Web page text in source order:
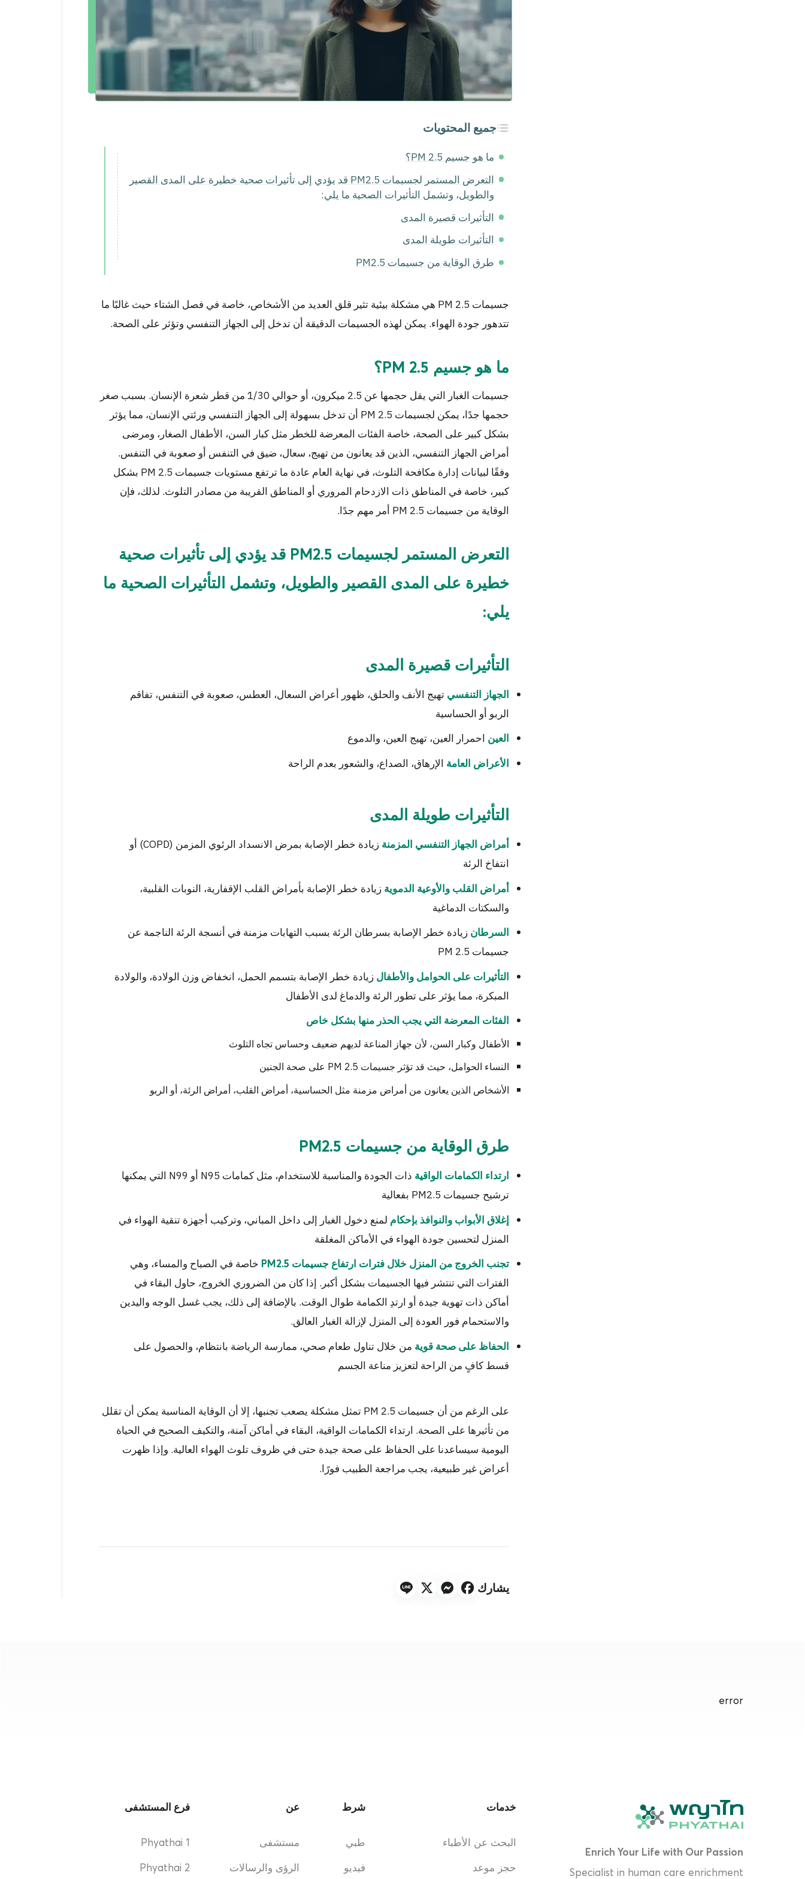
جميع المحتويات
ما هو جسيم PM 2.5؟
التعرض المستمر لجسيمات PM2.5 قد يؤدي إلى تأثيرات صحية خطيرة على المدى القصير
والطويل، وتشمل التأثيرات الصحية ما يلي:
التأثيرات قصيرة المدى
التأثيرات طويلة المدى
طرق الوقاية من جسيمات PM2.5
جسيمات PM 2.5 هي مشكلة بيئية تثير قلق العديد من الأشخاص، خاصة في فصل الشتاء حيث غالبًا ما
تتدهور جودة الهواء. يمكن لهذه الجسيمات الدقيقة أن تدخل إلى الجهاز التنفسي وتؤثر على الصحة.
ما هو جسيم PM 2.5؟
جسيمات الغبار التي يقل حجمها عن 2.5 ميكرون، أو حوالي 1/30 من قطر شعرة الإنسان. بسبب صغر
حجمها جدًا، يمكن لجسيمات PM 2.5 أن تدخل بسهولة إلى الجهاز التنفسي ورئتي الإنسان، مما يؤثر
بشكل كبير على الصحة، خاصة الفئات المعرضة للخطر مثل كبار السن، الأطفال الصغار، ومرضى
أمراض الجهاز التنفسي، الذين قد يعانون من تهيج، سعال، ضيق في التنفس أو صعوبة في التنفس.
وفقًا لبيانات إدارة مكافحة التلوث، في نهاية العام عادة ما ترتفع مستويات جسيمات PM 2.5 بشكل
كبير، خاصة في المناطق ذات الازدحام المروري أو المناطق القريبة من مصادر التلوث. لذلك، فإن
الوقاية من جسيمات PM 2.5 أمر مهم جدًا.
التعرض المستمر لجسيمات PM2.5 قد يؤدي إلى تأثيرات صحية
خطيرة على المدى القصير والطويل، وتشمل التأثيرات الصحية ما
يلي:
التأثيرات قصيرة المدى
الجهاز التنفسي تهيج الأنف والحلق، ظهور أعراض السعال، العطس، صعوبة في التنفس، تفاقم
الربو أو الحساسية
العين احمرار العين، تهيج العين، والدموع
الأعراض العامة الإرهاق، الصداع، والشعور بعدم الراحة
التأثيرات طويلة المدى
أمراض الجهاز التنفسي المزمنة
زيادة خطر الإصابة بمرض الانسداد الرئوي المزمن (COPD) أو
انتفاخ الرئة
أمراض القلب والأوعية الدموية زيادة خطر الإصابة بأمراض القلب الإقفارية، النوبات القلبية،
والسكتات الدماغية
السرطان زيادة خطر الإصابة بسرطان الرئة بسبب التهابات مزمنة في أنسجة الرئة الناجمة عن
جسيمات PM 2.5
التأثيرات على الحوامل والأطفال زيادة خطر الإصابة بتسمم الحمل، انخفاض وزن الولادة، والولادة
المبكرة، مما يؤثر على تطور الرئة والدماغ لدى الأطفال
الفئات المعرضة التي يجب الحذر منها بشكل خاص
الأطفال وكبار السن، لأن جهاز المناعة لديهم ضعيف وحساس تجاه التلوث
النساء الحوامل، حيث قد تؤثر جسيمات PM 2.5 على صحة الجنين
الأشخاص الذين يعانون من أمراض مزمنة مثل الحساسية، أمراض القلب، أمراض الرئة، أو الربو
طرق الوقاية من جسيمات PM2.5
ارتداء الكمامات الواقية
ذات الجودة والمناسبة للاستخدام، مثل كمامات N95 أو N99 التي يمكنها
ترشيح جسيمات PM2.5 بفعالية
إغلاق الأبواب والنوافذ بإحكام لمنع دخول الغبار إلى داخل المباني، وتركيب أجهزة تنقية الهواء في
المنزل لتحسين جودة الهواء في الأماكن المغلقة
تجنب الخروج من المنزل خلال فترات ارتفاع جسيمات PM2.5
خاصة في الصباح والمساء، وهي
الفترات التي تنتشر فيها الجسيمات بشكل أكبر. إذا كان من الضروري الخروج، حاول البقاء في
أماكن ذات تهوية جيدة أو ارتدِ الكمامة طوال الوقت. بالإضافة إلى ذلك، يجب غسل الوجه واليدين
والاستحمام فور العودة إلى المنزل لإزالة الغبار العالق.
الحفاظ على صحة قوية من خلال تناول طعام صحي، ممارسة الرياضة بانتظام، والحصول على
قسط كافٍ من الراحة لتعزيز مناعة الجسم
على الرغم من أن جسيمات PM 2.5 تمثل مشكلة يصعب تجنبها، إلا أن الوقاية المناسبة يمكن أن تقلل
من تأثيرها على الصحة. ارتداء الكمامات الواقية، البقاء في أماكن آمنة، والتكيف الصحيح في الحياة
اليومية سيساعدنا على الحفاظ على صحة جيدة حتى في ظروف تلوث الهواء العالية. وإذا ظهرت
أعراض غير طبيعية، يجب مراجعة الطبيب فورًا.
يشارك
error
Enrich Your Life with Our Passion
Specialist in human care enrichment
خدمات
البحث عن الأطباء
حجز موعد
شرط
طبي
فيديو
عن
مستشفى
الرؤى والرسالات
فرع المستشفى
Phyathai 1
Phyathai 2